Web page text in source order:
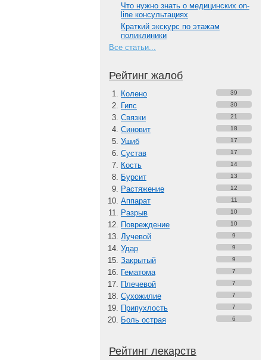
Что нужно знать о медицинских on-
line консультациях
Краткий экскурс по этажам
поликлиники
Все статьи...
Рейтинг жалоб
Колено 39
Гипс 30
Связки 21
Синовит 18
Ушиб 17
Сустав 17
Кость 14
Бурсит 13
Растяжение 12
Аппарат 11
Разрыв 10
Повреждение 10
Лучевой 9
Удар 9
Закрытый 9
Гематома 7
Плечевой 7
Сухожилие 7
Припухлость 7
Боль острая 6
Рейтинг лекарств